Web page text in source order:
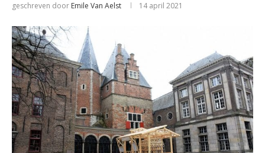
geschreven door Emile Van Aelst 14 april 2021